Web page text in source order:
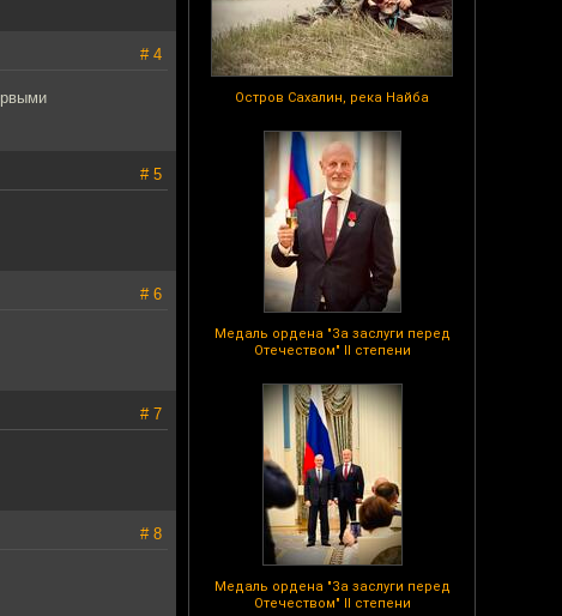
Остров Сахалин, река Найба
Медаль ордена "За заслуги перед
Отечеством" II степени
Медаль ордена "За заслуги перед
Отечеством" II степени
# 4
# 5
# 6
# 7
# 8